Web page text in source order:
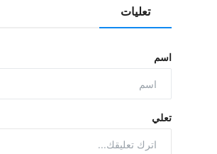
تعليات
اسم
تعلي